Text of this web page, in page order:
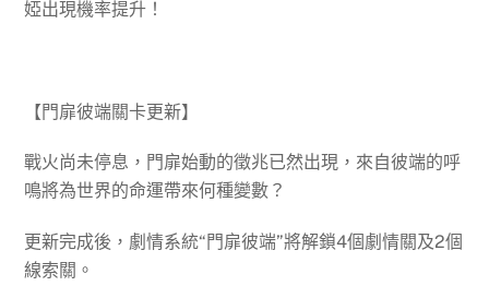
婭出現機率提升！
【門扉彼端關卡更新】
戰火尚未停息，門扉始動的徵兆已然出現，來自彼端的呼
鳴將為世界的命運帶來何種變數？
更新完成後，劇情系統“門扉彼端”將解鎖4個劇情關及2個
線索關。